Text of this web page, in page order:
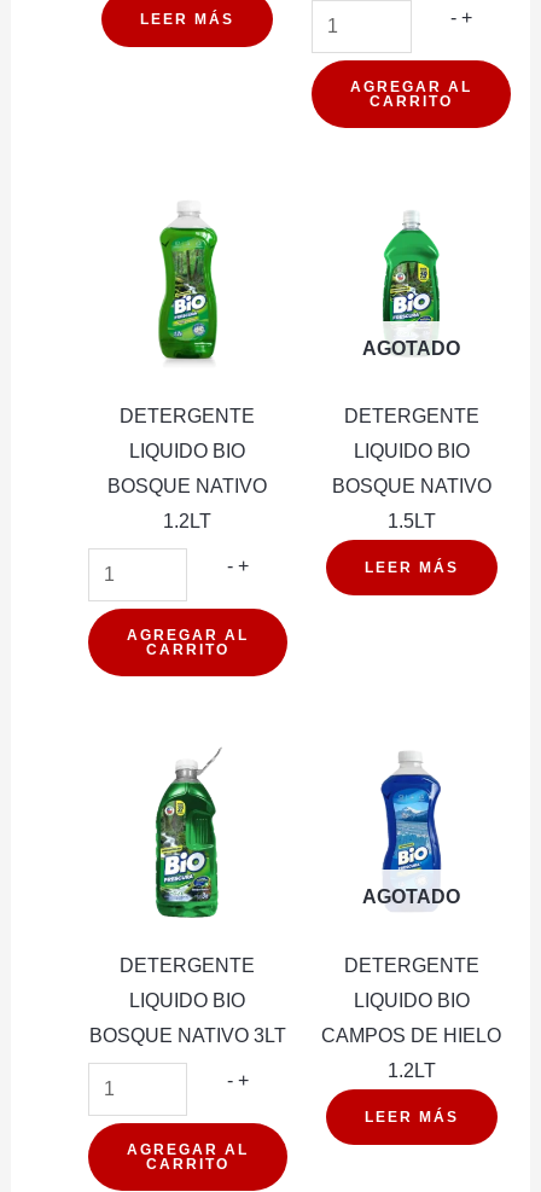
LEER MÁS -
ARIEL
DOWNY
+
AGREGAR AL
CARRITO
DETERGENTE
LIQUIDO BIO
BOSQUE NATIVO
1.2LT
- DETERGENTE
BIO
BOSQUE
+
AGREGAR AL
CARRITO
AGOTADO
DETERGENTE
LIQUIDO BIO
BOSQUE NATIVO
1.5LT
LEER MÁS
DETERGENTE
LIQUIDO BIO
BOSQUE NATIVO 3LT
- DETERGENTE
BIO
BOSQUE
+
AGREGAR AL
CARRITO
AGOTADO
DETERGENTE
LIQUIDO BIO
CAMPOS DE HIELO
1.2LT
LEER MÁS